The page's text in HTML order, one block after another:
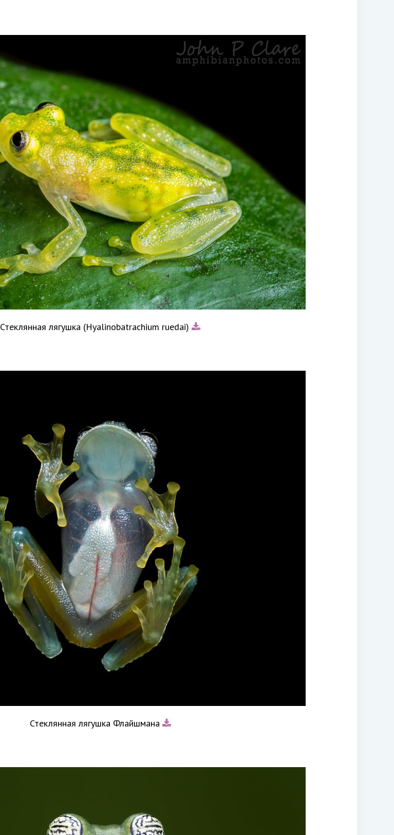
Стеклянная лягушка (Hyalinobatrachium ruedai)
Стеклянная лягушка Флайшмана